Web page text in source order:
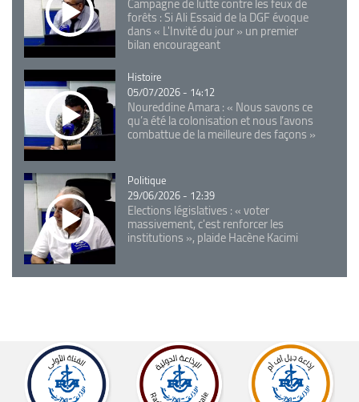
forêts : Si Ali Essaid de la DGF évoque
dans « L'Invité du jour » un premier
bilan encourageant
Catégorie
Histoire
05/07/2026 - 14:12
Noureddine Amara : « Nous savons ce
qu’a été la colonisation et nous l’avons
combattue de la meilleure des façons »
Catégorie
Politique
29/06/2026 - 12:39
Elections législatives : « voter
massivement, c'est renforcer les
institutions », plaide Hacène Kacimi